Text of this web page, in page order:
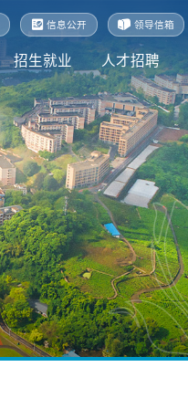
信息公开 领导信箱
招生就业 人才招聘